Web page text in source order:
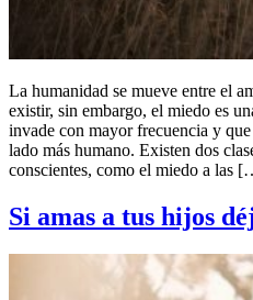
La humanidad se mueve entre el
existir, sin embargo, el miedo es
invade con mayor frecuencia y
lado más humano. Existen dos
conscientes, como el miedo a las
Si amas a tus hijos